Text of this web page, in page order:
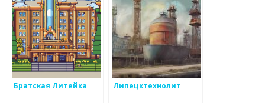
Братская Литейка Липецктехнолит